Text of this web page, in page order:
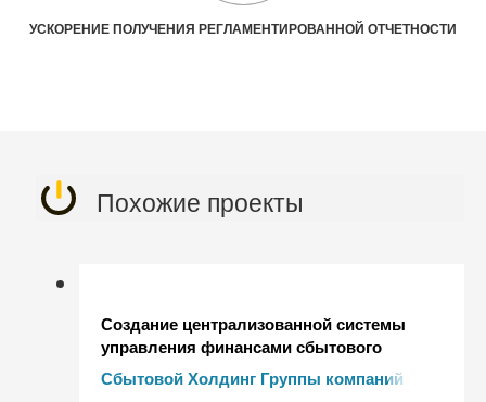
УСКОРЕНИЕ ПОЛУЧЕНИЯ РЕГЛАМЕНТИРОВАННОЙ ОТЧЕТНОСТИ
Похожие проекты
Создание централизованной системы
управления финансами сбытового
сегмента группы компаний "Т Плюс"
Сбытовой Холдинг Группы компаний